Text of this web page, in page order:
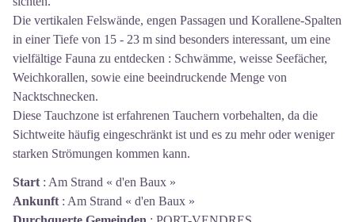
Die vertikalen Felswände, engen Passagen und Korallene-Spalten
in einer Tiefe von 15 - 23 m sind besonders interessant, um eine
vielfältige Fauna zu entdecken : Schwämme, weisse Seefächer,
Weichkorallen, sowie eine beeindruckende Menge von
Nacktschnecken.
Diese Tauchzone ist erfahrenen Tauchern vorbehalten, da die
Sichtweite häufig eingeschränkt ist und es zu mehr oder weniger
starken Strömungen kommen kann.
Start : Am Strand « d'en Baux »
Ankunft : Am Strand « d'en Baux »